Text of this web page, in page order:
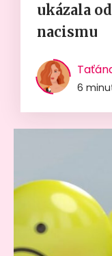
ukázala
nacismu
6